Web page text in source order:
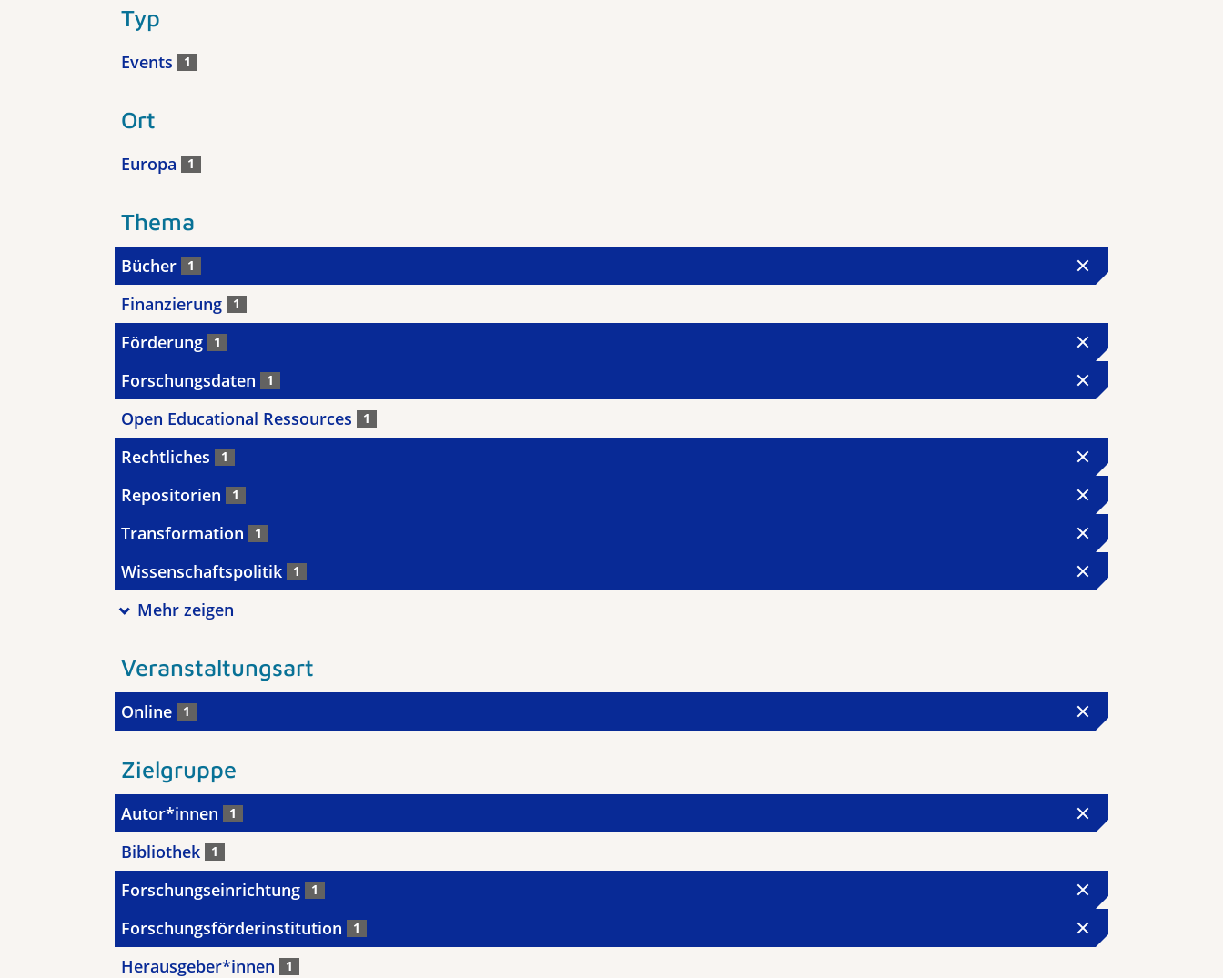
Typ
Events 1
Ort
Europa 1
Thema
Bücher 1
Finanzierung 1
Förderung 1
Forschungsdaten 1
Open Educational Ressources 1
Rechtliches 1
Repositorien 1
Transformation 1
Wissenschaftspolitik 1
Mehr zeigen
Veranstaltungsart
Online 1
Zielgruppe
Autor*innen 1
Bibliothek 1
Forschungseinrichtung 1
Forschungsförderinstitution 1
Herausgeber*innen 1